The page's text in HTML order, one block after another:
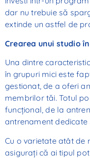
dar nu trebuie să
extinde un astfel de
Crearea unui studio
Una dintre
în grupuri mici este
gestionat, de a oferi
membrilor tăi. Totul
funcțional, de la
antrenament dedicate
Cu o varietate atât de
asigurați că ai tipul